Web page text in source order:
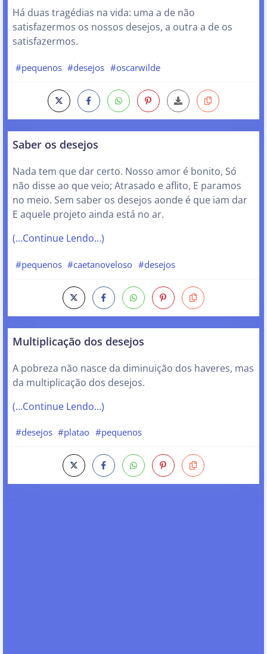
Há duas tragédias na vida: uma a de não
satisfazermos os nossos desejos, a outra a de os
satisfazermos.
#pequenos #desejos #oscarwilde
Saber os desejos
Nada tem que dar certo. Nosso amor é bonito, Só
não disse ao que veio; Atrasado e aflito, E paramos
no meio. Sem saber os desejos aonde é que iam dar
E aquele projeto ainda está no ar.
(…Continue Lendo…)
#pequenos #caetanoveloso #desejos
Multiplicação dos desejos
A pobreza não nasce da diminuição dos haveres, mas
da multiplicação dos desejos.
(…Continue Lendo…)
#desejos #platao #pequenos